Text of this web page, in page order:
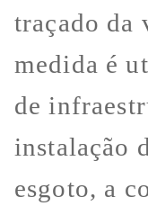
traçado da
medida é
de
instalação
esgoto, a